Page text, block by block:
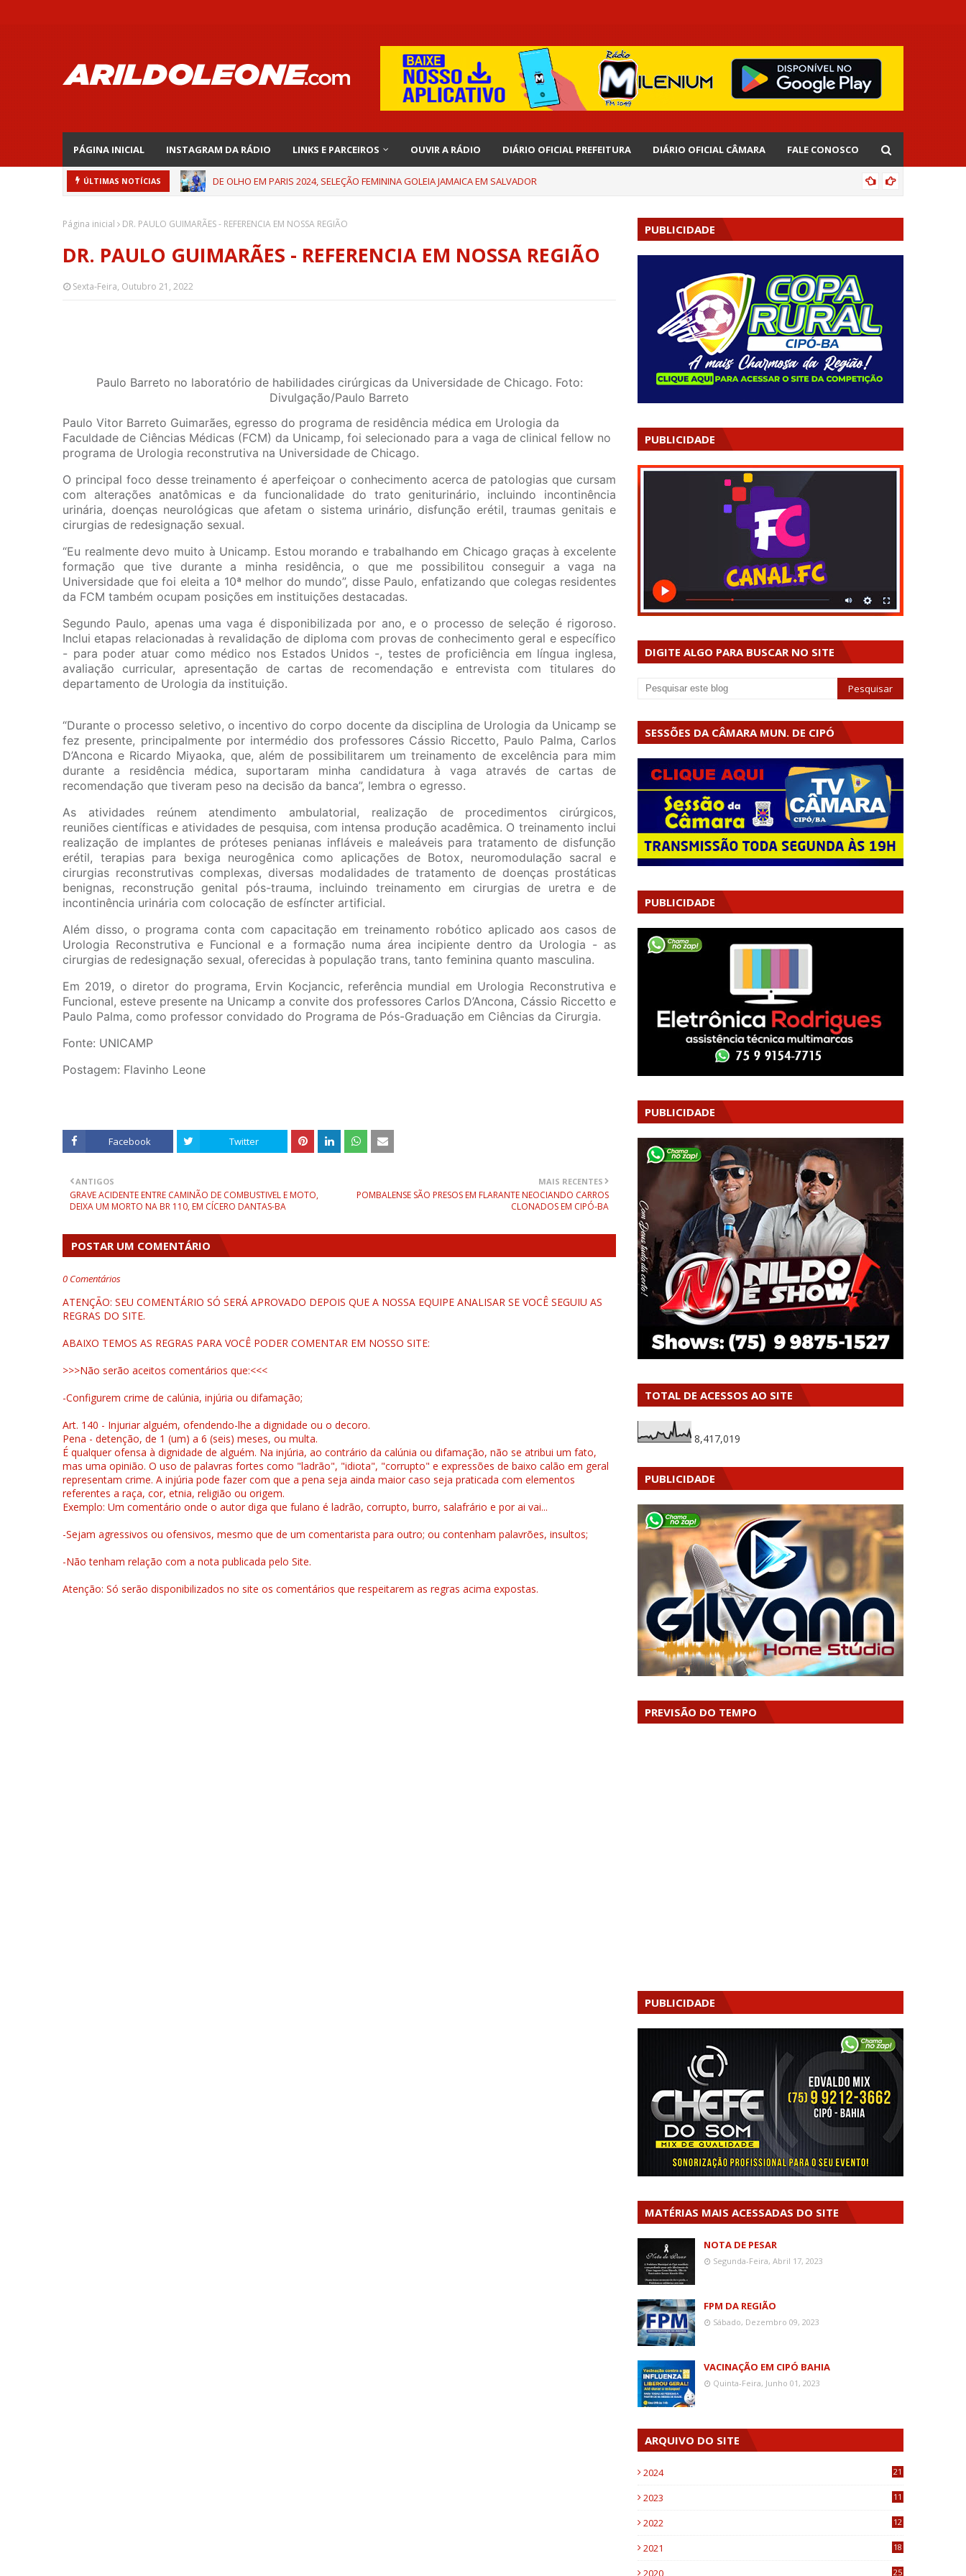
PÁGINA INICIAL INSTAGRAM DA RÁDIO LINKS E PARCEIROS OUVIR A RÁDIO DIÁRIO OFICIAL PREFEITURA DIÁRIO OFICIAL CÂMARA FALE CONOSCO
ÚLTIMAS NOTÍCIAS DE OLHO EM PARIS 2024, SELEÇÃO FEMININA GOLEIA JAMAICA EM SALVADOR
Página inicial DR. PAULO GUIMARÃES - REFERENCIA EM NOSSA REGIÃO
DR. PAULO GUIMARÃES - REFERENCIA EM NOSSA REGIÃO
Sexta-Feira, Outubro 21, 2022
Paulo Barreto no laboratório de habilidades cirúrgicas da Universidade de Chicago. Foto:
Divulgação/Paulo Barreto
Paulo Vitor Barreto Guimarães, egresso do programa de residência médica em Urologia da
Faculdade de Ciências Médicas (FCM) da Unicamp, foi selecionado para a vaga de clinical fellow no
programa de Urologia reconstrutiva na Universidade de Chicago.
O principal foco desse treinamento é aperfeiçoar o conhecimento acerca de patologias que cursam
com alterações anatômicas e da funcionalidade do trato geniturinário, incluindo incontinência
urinária, doenças neurológicas que afetam o sistema urinário, disfunção erétil, traumas genitais e
cirurgias de redesignação sexual.
“Eu realmente devo muito à Unicamp. Estou morando e trabalhando em Chicago graças à excelente
formação que tive durante a minha residência, o que me possibilitou conseguir a vaga na
Universidade que foi eleita a 10ª melhor do mundo”, disse Paulo, enfatizando que colegas residentes
da FCM também ocupam posições em instituições destacadas.
Segundo Paulo, apenas uma vaga é disponibilizada por ano, e o processo de seleção é rigoroso.
Inclui etapas relacionadas à revalidação de diploma com provas de conhecimento geral e específico
- para poder atuar como médico nos Estados Unidos -, testes de proficiência em língua inglesa,
avaliação curricular, apresentação de cartas de recomendação e entrevista com titulares do
departamento de Urologia da instituição.
“Durante o processo seletivo, o incentivo do corpo docente da disciplina de Urologia da Unicamp se
fez presente, principalmente por intermédio dos professores Cássio Riccetto, Paulo Palma, Carlos
D’Ancona e Ricardo Miyaoka, que, além de possibilitarem um treinamento de excelência para mim
durante a residência médica, suportaram minha candidatura à vaga através de cartas de
recomendação que tiveram peso na decisão da banca”, lembra o egresso.
As atividades reúnem atendimento ambulatorial, realização de procedimentos cirúrgicos,
reuniões científicas e atividades de pesquisa, com intensa produção acadêmica. O treinamento inclui
realização de implantes de próteses penianas infláveis e maleáveis para tratamento de disfunção
erétil, terapias para bexiga neurogênica como aplicações de Botox, neuromodulação sacral e
cirurgias reconstrutivas complexas, diversas modalidades de tratamento de doenças prostáticas
benignas, reconstrução genital pós-trauma, incluindo treinamento em cirurgias de uretra e de
incontinência urinária com colocação de esfíncter artificial.
Além disso, o programa conta com capacitação em treinamento robótico aplicado aos casos de
Urologia Reconstrutiva e Funcional e a formação numa área incipiente dentro da Urologia - as
cirurgias de redesignação sexual, oferecidas à população trans, tanto feminina quanto masculina.
Em 2019, o diretor do programa, Ervin Kocjancic, referência mundial em Urologia Reconstrutiva e
Funcional, esteve presente na Unicamp a convite dos professores Carlos D’Ancona, Cássio Riccetto e
Paulo Palma, como professor convidado do Programa de Pós-Graduação em Ciências da Cirurgia.
Fonte: UNICAMP
Postagem: Flavinho Leone
Facebook Twitter
MAIS RECENTES
POMBALENSE SÃO PRESOS EM FLARANTE NEOCIANDO CARROS
CLONADOS EM CIPÓ-BA
ANTIGOS
GRAVE ACIDENTE ENTRE CAMINÃO DE COMBUSTIVEL E MOTO,
DEIXA UM MORTO NA BR 110, EM CÍCERO DANTAS-BA
POSTAR UM COMENTÁRIO
0 Comentários
ATENÇÃO: SEU COMENTÁRIO SÓ SERÁ APROVADO DEPOIS QUE A NOSSA EQUIPE ANALISAR SE VOCÊ SEGUIU AS
REGRAS DO SITE.
ABAIXO TEMOS AS REGRAS PARA VOCÊ PODER COMENTAR EM NOSSO SITE:
>>>Não serão aceitos comentários que:<<<
-Configurem crime de calúnia, injúria ou difamação;
Art. 140 - Injuriar alguém, ofendendo-lhe a dignidade ou o decoro.
Pena - detenção, de 1 (um) a 6 (seis) meses, ou multa.
É qualquer ofensa à dignidade de alguém. Na injúria, ao contrário da calúnia ou difamação, não se atribui um fato,
mas uma opinião. O uso de palavras fortes como "ladrão", "idiota", "corrupto" e expressões de baixo calão em geral
representam crime. A injúria pode fazer com que a pena seja ainda maior caso seja praticada com elementos
referentes a raça, cor, etnia, religião ou origem.
Exemplo: Um comentário onde o autor diga que fulano é ladrão, corrupto, burro, salafrário e por ai vai...
-Sejam agressivos ou ofensivos, mesmo que de um comentarista para outro; ou contenham palavrões, insultos;
-Não tenham relação com a nota publicada pelo Site.
Atenção: Só serão disponibilizados no site os comentários que respeitarem as regras acima expostas.
PUBLICIDADE
PUBLICIDADE
DIGITE ALGO PARA BUSCAR NO SITE
SESSÕES DA CÂMARA MUN. DE CIPÓ
PUBLICIDADE
PUBLICIDADE
TOTAL DE ACESSOS AO SITE
8,417,019
PUBLICIDADE
PREVISÃO DO TEMPO
PUBLICIDADE
MATÉRIAS MAIS ACESSADAS DO SITE
NOTA DE PESAR
Segunda-Feira, Abril 17, 2023
FPM DA REGIÃO
Sábado, Dezembro 09, 2023
VACINAÇÃO EM CIPÓ BAHIA
Quinta-Feira, Junho 01, 2023
ARQUIVO DO SITE
2024 21
2023
11
2022
12
2021
18
2020 25